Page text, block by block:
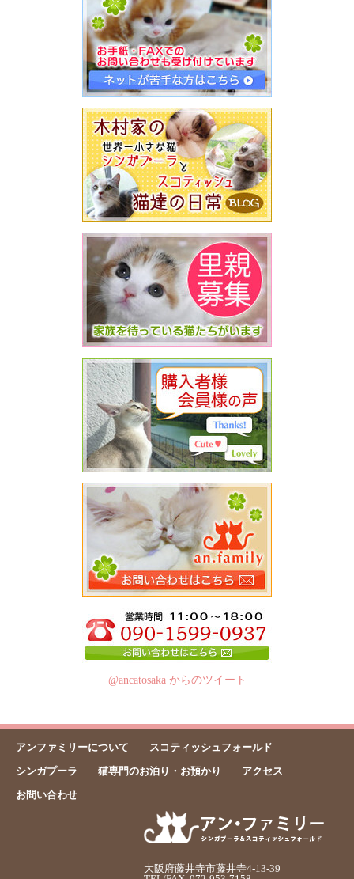
@ancatosaka からのツイート
アンファミリーについて
スコティッシュフォールド
シンガプーラ
猫専門のお泊り・お預かり
アクセス
お問い合わせ
大阪府藤井寺市藤井寺4-13-39